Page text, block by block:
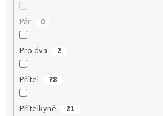
Pár 0
Pro dva 2
Přítel 78
Přítelkyně 21